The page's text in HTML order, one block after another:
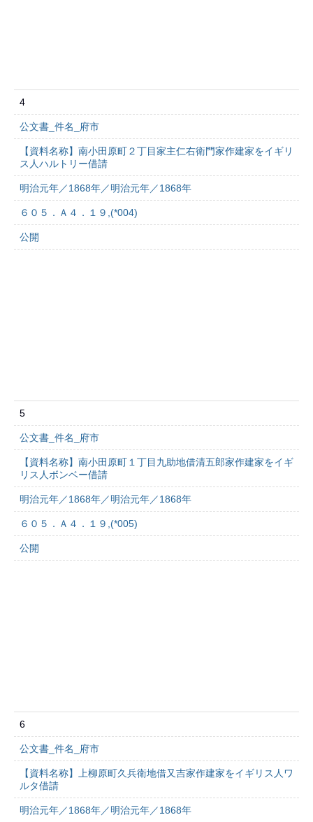
4
公文書_件名_府市
【資料名称】南小田原町２丁目家主仁右衛門家作建家をイギリ
ス人ハルトリー借請
明治元年／1868年／明治元年／1868年
６０５．Ａ４．１９,(*004)
公開
5
公文書_件名_府市
【資料名称】南小田原町１丁目九助地借清五郎家作建家をイギ
リス人ボンベー借請
明治元年／1868年／明治元年／1868年
６０５．Ａ４．１９,(*005)
公開
6
公文書_件名_府市
【資料名称】上柳原町久兵衛地借又吉家作建家をイギリス人ワ
ルタ借請
明治元年／1868年／明治元年／1868年